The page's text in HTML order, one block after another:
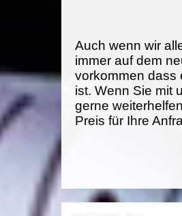
Auch wenn wir
immer auf dem
vorkommen dass
ist. Wenn Sie mit
gerne
Preis für Ihre